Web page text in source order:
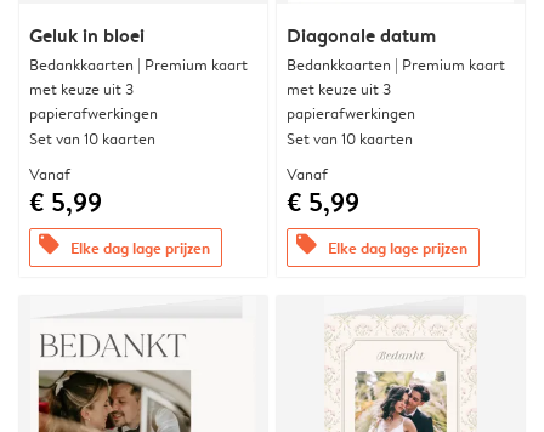
Geluk in bloei
Bedankkaarten | Premium kaart
met keuze uit 3
papierafwerkingen
Set van 10 kaarten
Vanaf
€ 5,99
offers Elke dag lage prijzen
Diagonale datum
Bedankkaarten | Premium kaart
met keuze uit 3
papierafwerkingen
Set van 10 kaarten
Vanaf
€ 5,99
offers Elke dag lage prijzen